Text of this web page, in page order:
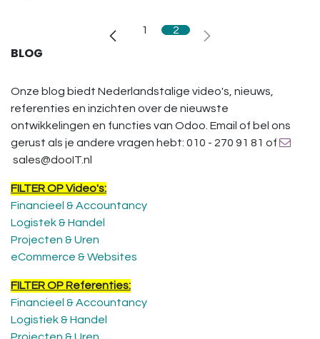
1 2
BLOG
Onze blog biedt Nederlandstalige video's, nieuws,
referenties en inzichten over de nieuwste
ontwikkelingen en functies van Odoo. Email of bel ons
gerust als je andere vragen hebt: 010 - 270 91 81 of
sales@dooIT.nl
FILTER OP Video's:
Financieel & Accountancy
Logistek & Handel
Projecten & Uren
eCommerce & Websites
FILTER OP Referenties:
Financieel & Accountancy
Logistiek & Handel